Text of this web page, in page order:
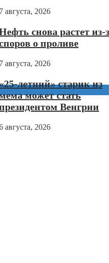
7 августа, 2026
снова растет из-
о проливе
7 августа, 2026
летний» старик из
может стать
Венгрии
августа, 2026